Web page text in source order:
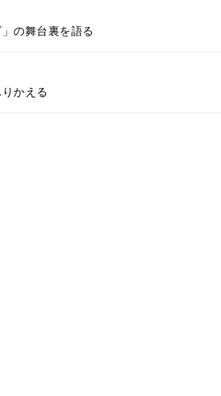
の舞台裏を語る
かえる